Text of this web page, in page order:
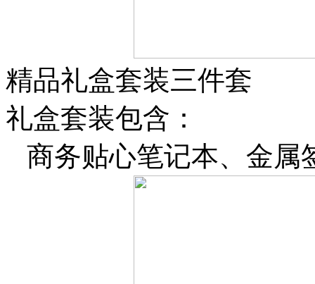
精品礼盒套装三件套
礼盒套装包含：
商务贴心笔记本、金属